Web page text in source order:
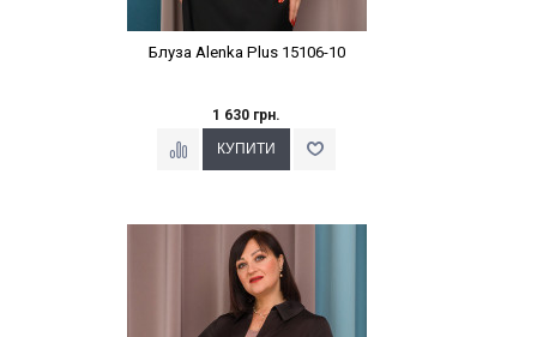
Блуза Alenka Plus 15106-10
1 630 грн.
Наклейки Варіант з %